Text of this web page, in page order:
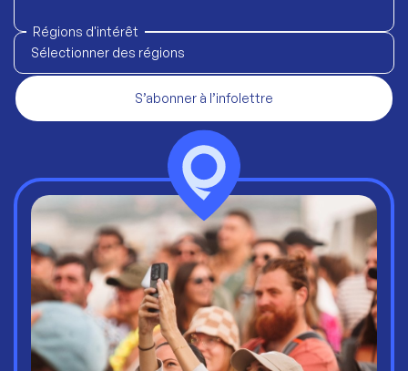
Régions d'intérêt
Sélectionner des régions
S’abonner à l’infolettre